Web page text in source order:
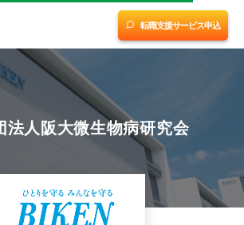
転職支援サービス申込
法人阪大微生物病研究会
介
徳島